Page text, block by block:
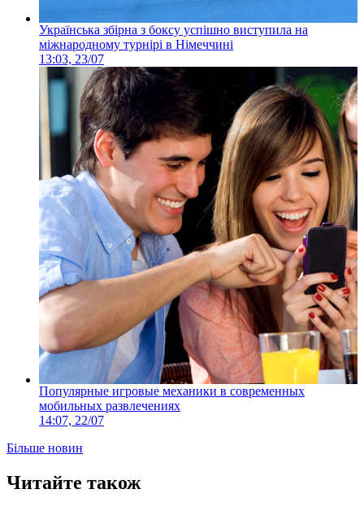
Українська збірна з боксу успішно виступила на
міжнародному турнірі в Німеччині
13:03, 23/07
Популярные игровые механики в современных
мобильных развлечениях
14:07, 22/07
Більше новин
Читайте також